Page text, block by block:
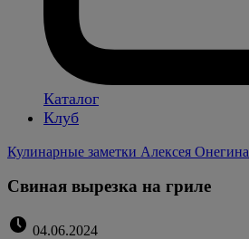
Каталог
Клуб
Кулинарные заметки Алексея Онегина
Свиная вырезка на гриле
04.06.2024